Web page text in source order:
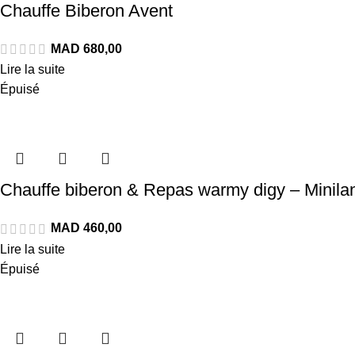
Chauffe Biberon Avent
Lire la suite
Épuisé
Chauffe biberon & Repas warmy digy –
Lire la suite
Épuisé